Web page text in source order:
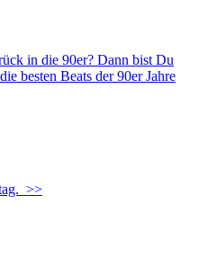
in die 90er? Dann bist Du
besten Beats der 90er Jahre
>>